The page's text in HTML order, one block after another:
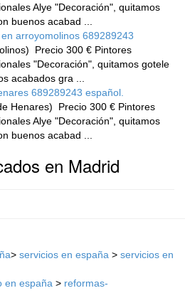
Alye "Decoración", quitamos
buenos acabad ...
arroyomolinos 689289243
Precio 300 € Pintores
"Decoración", quitamos gotele
acabados gra ...
689289243 español.
Henares)
Precio 300 € Pintores
Alye "Decoración", quitamos
buenos acabad ...
en Madrid
> servicios en españa > servicios en
en españa > reformas-